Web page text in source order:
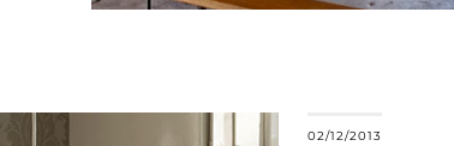
02/12/2013